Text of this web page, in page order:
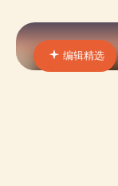
编辑精选